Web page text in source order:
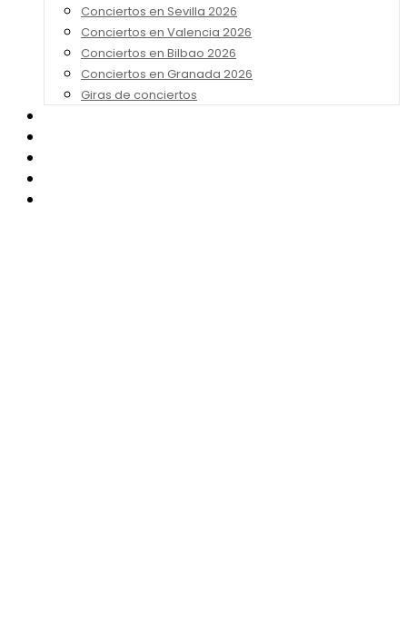
Conciertos en Sevilla 2026
Conciertos en Valencia 2026
Conciertos en Bilbao 2026
Conciertos en Granada 2026
Giras de conciertos